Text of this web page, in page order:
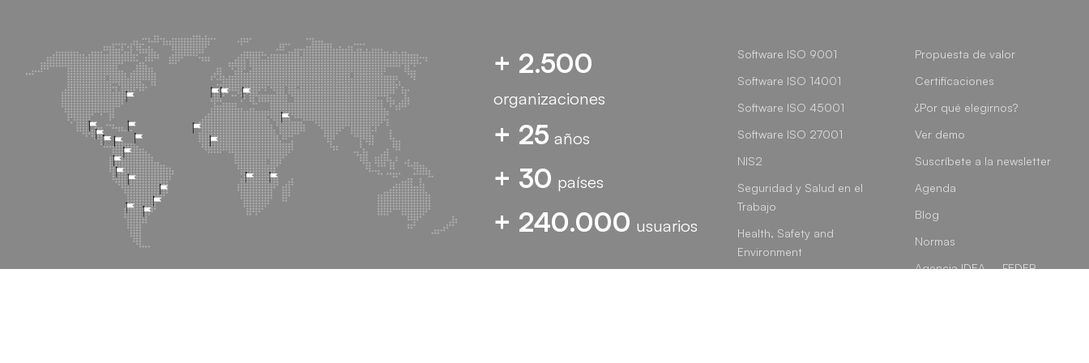
+ 2.500
organizaciones
+ 25 años
+ 30 países
+ 240.000 usuarios
Software ISO 9001
Software ISO 14001
Software ISO 45001
Software ISO 27001
NIS2
Seguridad y Salud en el
Trabajo
Health, Safety and
Environment
Propuesta de valor
Certificaciones
¿Por qué elegirnos?
Ver demo
Suscríbete a la newsletter
Agenda
Blog
Normas
Agencia IDEA – FEDER